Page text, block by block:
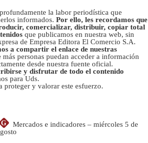
la labor periodística que
informados. Por ello, les recordamos que
comercializar, distribuir, copiar total
que publicamos en nuestra web, sin
de Empresa Editora El Comercio S.A.
a compartir el enlace de nuestras
más personas puedan acceder a información
desde nuestra fuente oficial.
y disfrutar de todo el contenido
para Uds.
proteger y valorar este esfuerzo.
G
Mercados e indicadores – miércoles 5 de